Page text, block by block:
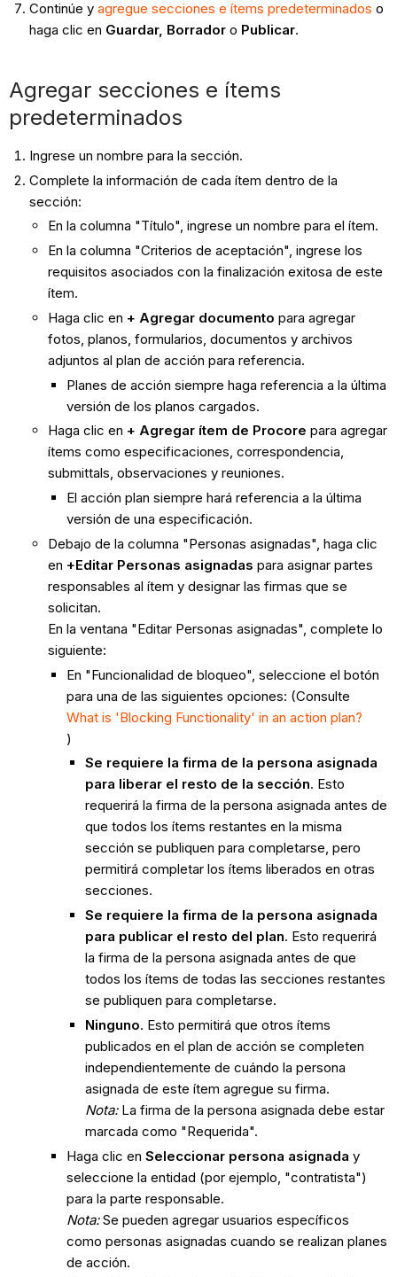
Continúe y agregue secciones e ítems predeterminados o
haga clic en Guardar, Borradoro Publicar.
Agregar secciones e ítems
predeterminados
Ingrese un nombre para la sección.
Complete la información de cada ítem dentro de la
sección:
En la columna "Título", ingrese un nombre para el ítem.
En la columna "Criterios de aceptación", ingrese los
requisitos asociados con la finalización exitosa de este
ítem.
Haga clic en + Agregar documento para agregar
fotos, planos, formularios, documentos y archivos
adjuntos al plan de acción para referencia.
Planes de acción siempre haga referencia a la última
versión de los planos cargados.
Haga clic en + Agregar ítem de Procore para agregar
ítems como especificaciones, correspondencia,
submittals, observaciones y reuniones.
El acción plan siempre hará referencia a la última
versión de una especificación.
Debajo de la columna "Personas asignadas", haga clic
en +Editar Personas asignadas para asignar partes
responsables al ítem y designar las firmas que se
solicitan.
En la ventana "Editar Personas asignadas", complete lo
siguiente:
En "Funcionalidad de bloqueo", seleccione el botón
para una de las siguientes opciones: (Consulte
What is 'Blocking Functionality' in an action plan?
)
Se requiere la firma de la persona asignada
para liberar el resto de la sección. Esto
requerirá la firma de la persona asignada antes de
que todos los ítems restantes en la misma
sección se publiquen para completarse, pero
permitirá completar los ítems liberados en otras
secciones.
Se requiere la firma de la persona asignada
para publicar el resto del plan. Esto requerirá
la firma de la persona asignada antes de que
todos los ítems de todas las secciones restantes
se publiquen para completarse.
Ninguno. Esto permitirá que otros ítems
publicados en el plan de acción se completen
independientemente de cuándo la persona
asignada de este ítem agregue su firma.
Nota:La firma de la persona asignada debe estar
marcada como "Requerida".
Haga clic en Seleccionar persona asignada y
seleccione la entidad (por ejemplo, "contratista")
para la parte responsable.
Nota:Se pueden agregar usuarios específicos
como personas asignadas cuando se realizan planes
de acción.